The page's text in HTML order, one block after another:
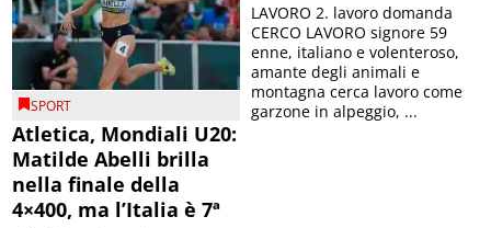
SPORT
Atletica, Mondiali U20:
Matilde Abelli brilla
nella finale della
4×400, ma l’Italia è 7ª
LAVORO 2. lavoro domanda
CERCO LAVORO signore 59
enne, italiano e volenteroso,
amante degli animali e
montagna cerca lavoro come
garzone in alpeggio, ...